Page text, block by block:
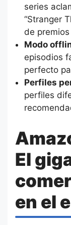
series
“Stranger
de premios
Modo
episodios
perfecto
Perfiles
perfiles
El
en el